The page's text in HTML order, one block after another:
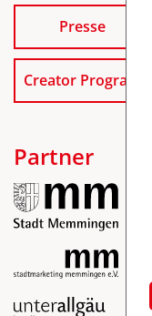
Presse
Creator Program
Partner